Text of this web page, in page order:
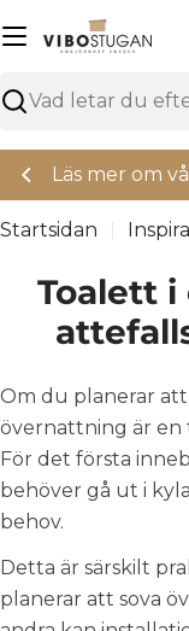
över
Sök
Läs mer om
Startsidan
Toalett
Om du planerar
övernattning är
För det första
behöver gå ut i
behov.
Detta är särskilt
planerar att sova